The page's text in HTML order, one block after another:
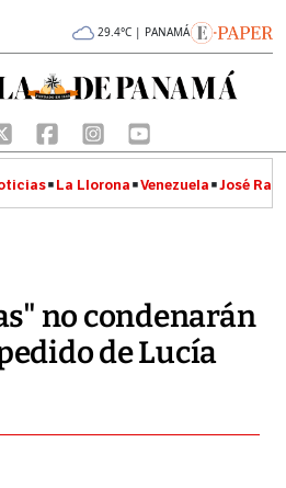
29.4°C | PANAMÁ
La Llorona Venezuela José
no condenarán
de Lucía